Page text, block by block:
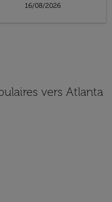
16/08/2026
vers Atlanta